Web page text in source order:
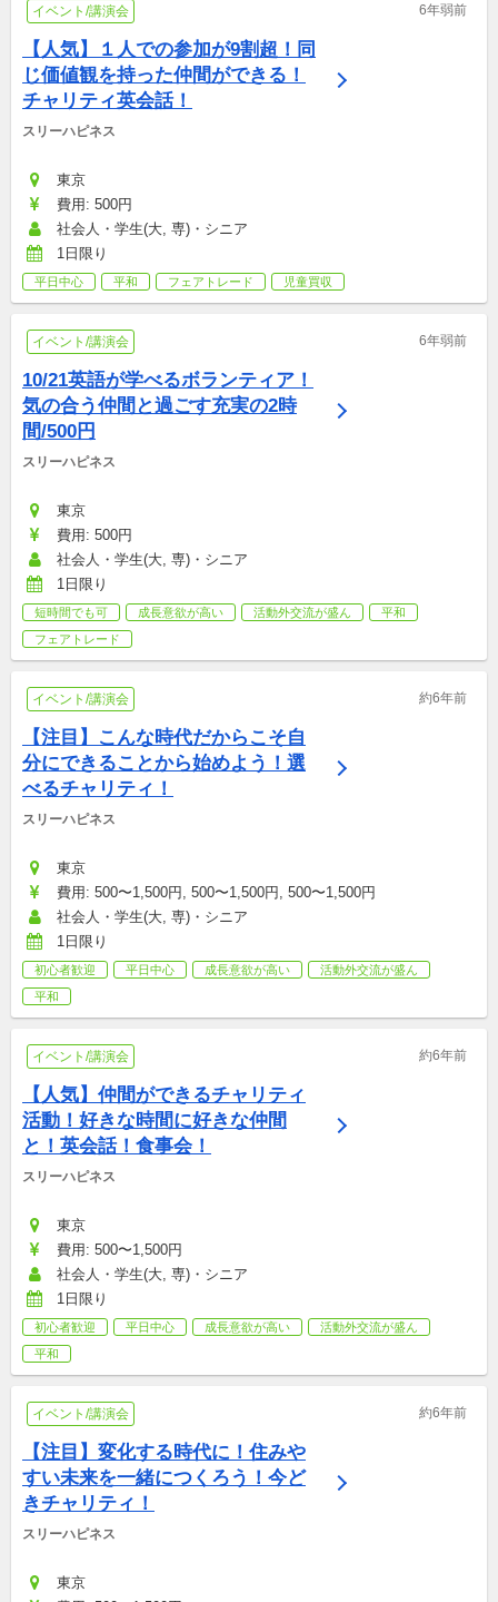
イベント/講演会 6年弱前
【人気】１人での参加が9割超！同
じ価値観を持った仲間ができる！
チャリティ英会話！
スリーハピネス
東京
費用: 500円
社会人・学生(大, 専)・シニア
1日限り
平日中心 平和 フェアトレード 児童買収
イベント/講演会 6年弱前
10/21英語が学べるボランティア！
気の合う仲間と過ごす充実の2時
間/500円
スリーハピネス
東京
費用: 500円
社会人・学生(大, 専)・シニア
1日限り
短時間でも可 成長意欲が高い 活動外交流が盛ん
平和
フェアトレード
イベント/講演会 約6年前
【注目】こんな時代だからこそ自
分にできることから始めよう！選
べるチャリティ！
スリーハピネス
東京
費用: 500〜1,500円, 500〜1,500円, 500〜1,500円
社会人・学生(大, 専)・シニア
1日限り
初心者歓迎 平日中心 成長意欲が高い
活動外交流が盛ん
平和
イベント/講演会 約6年前
【人気】仲間ができるチャリティ
活動！好きな時間に好きな仲間
と！英会話！食事会！
スリーハピネス
東京
費用: 500〜1,500円
社会人・学生(大, 専)・シニア
1日限り
初心者歓迎 平日中心 成長意欲が高い
活動外交流が盛ん
平和
イベント/講演会 約6年前
【注目】変化する時代に！住みや
すい未来を一緒につくろう！今ど
きチャリティ！
スリーハピネス
東京